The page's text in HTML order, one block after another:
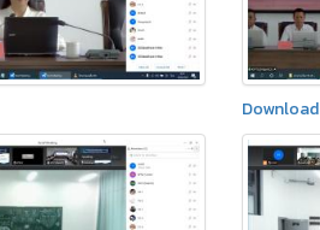
Download